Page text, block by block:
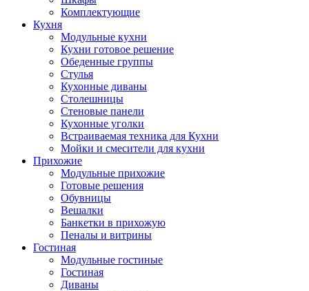
Комплектующие
Кухня
Модульные кухни
Кухни готовое решение
Обеденные группы
Стулья
Кухонные диваны
Столешницы
Стеновые панели
Кухонные уголки
Встраиваемая техника для Кухни
Мойки и смесители для кухни
Прихожие
Модульные прихожие
Готовые решения
Обувницы
Вешалки
Банкетки в прихожую
Пеналы и витрины
Гостиная
Модульные гостиные
Гостиная
Диваны